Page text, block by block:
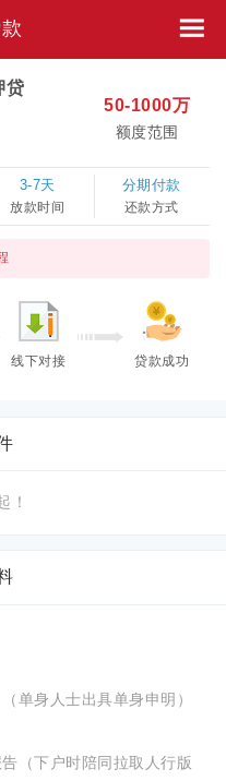
50-1000万
额度范围
贷
3-7天
放款时间
分期付款
还款方式
线下对接 贷款成功
！
单身人士出具单身申明）
（下户时陪同拉取人行版